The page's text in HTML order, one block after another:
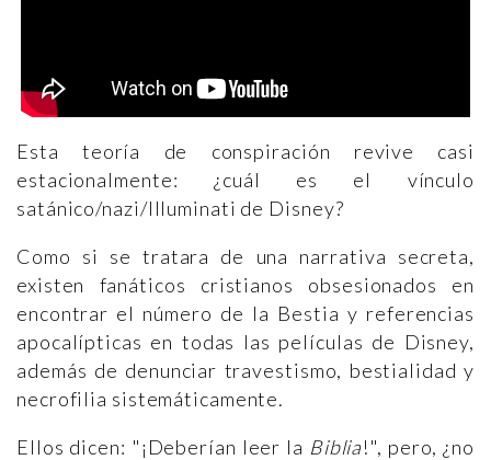
Esta teoría de conspiración revive casi
estacionalmente: ¿cuál es el vínculo
satánico/nazi/Illuminati de Disney?
Como si se tratara de una narrativa secreta,
existen fanáticos cristianos obsesionados en
encontrar el número de la Bestia y referencias
apocalípticas en todas las películas de Disney,
además de denunciar travestismo, bestialidad y
necrofilia sistemáticamente.
Ellos dicen: "¡Deberían leer la Biblia!", pero, ¿no